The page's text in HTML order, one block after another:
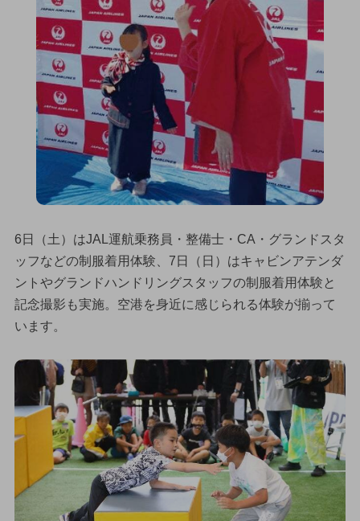
6日（土）はJAL運航乗務員・整備士・CA・グランドスタ
ッフなどの制服着用体験、7日（日）はキャビンアテンダ
ントやグランドハンドリングスタッフの制服着用体験と
記念撮影も実施。空港を身近に感じられる体験が揃って
います。